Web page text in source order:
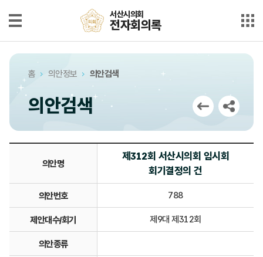
서산시의회
전자회의록
최근회의록
단순검색
상세검색
부록검색
시정질문
5분자유발언
의안정보
서산시의회
전자회의록
홈 의안정보 의안검색
의안검색
의안명
제312회 서산시의회 임시회
회기결정의 건
의안번호 788
제안대수/회기 제9대 제312회
의안종류